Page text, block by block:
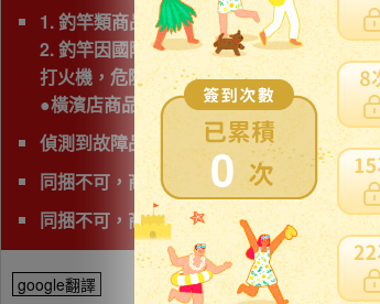
0
1. 釣竿類商品，若三邊長度總和超過
2. 釣竿因國際運送經常發生破損，因此若
打火機，危險物品，運輸公司禁止運送，
●橫濱店商品已不包含在獨家優惠對象中，
偵測到故障品(垃圾品)、問題商品、可能無
同捆不可，商品會有獨立的日本運費。
同捆不可，商品會有獨立的日本運費
google翻譯